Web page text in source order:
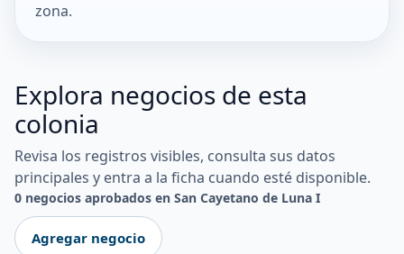
zona.
Explora negocios de esta
colonia
Revisa los registros visibles, consulta sus datos
principales y entra a la ficha cuando esté disponible.
0 negocios aprobados en San Cayetano de Luna I
Agregar negocio